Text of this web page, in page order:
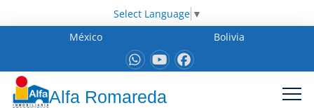
Select Language ▼
México
Bolivia
Alfa Romareda